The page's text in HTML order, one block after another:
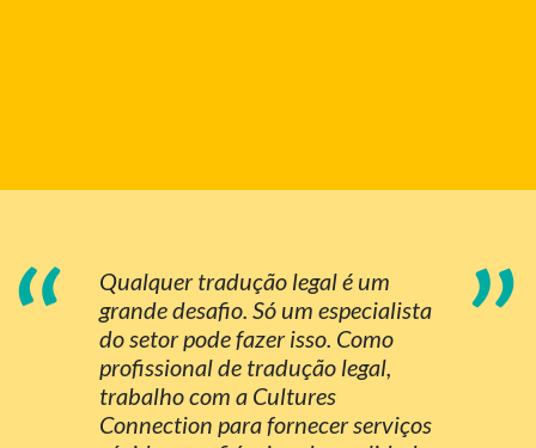
“
Qualquer tradução legal é um
grande desafio. Só um especialista
do setor pode fazer isso. Como
profissional de tradução legal,
trabalho com a Cultures
Connection para fornecer serviços
”